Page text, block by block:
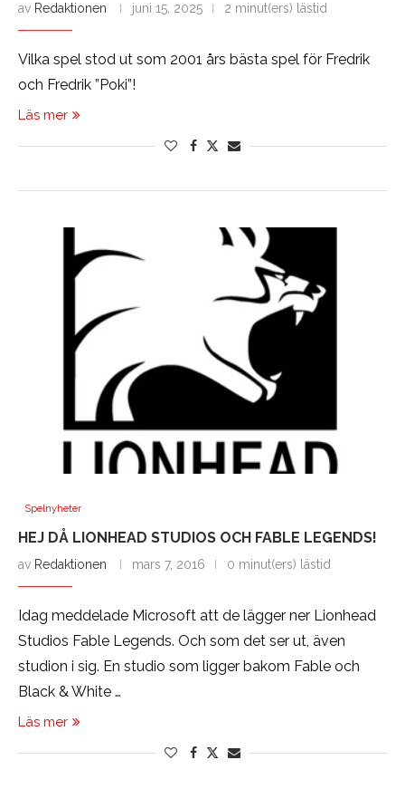
av Redaktionen juni 15, 2025 2 minut(ers) lästid
Vilka spel stod ut som 2001 års bästa spel för Fredrik
och Fredrik ”Poki”!
Läs mer
Spelnyheter
HEJ DÅ LIONHEAD STUDIOS OCH FABLE LEGENDS!
av Redaktionen mars 7, 2016 0 minut(ers) lästid
Idag meddelade Microsoft att de lägger ner Lionhead
Studios Fable Legends. Och som det ser ut, även
studion i sig. En studio som ligger bakom Fable och
Black & White …
Läs mer